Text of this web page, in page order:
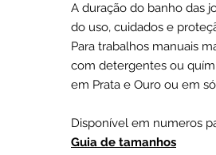
A duração do banho das
do uso, cuidados e
Para trabalhos manuais
com detergentes ou
em Prata e Ouro ou em
Disponível em numeros
Guia de tamanhos